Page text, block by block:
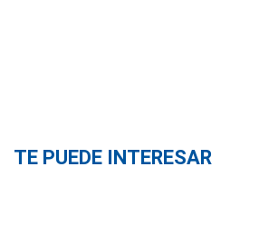
TE PUEDE INTERESAR